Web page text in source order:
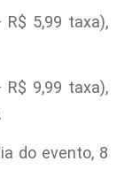
R$ 5,99 taxa),
R$ 9,99 taxa),
do evento, 8